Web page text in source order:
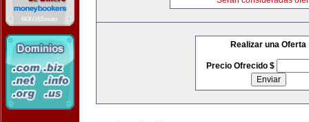
Realizar una Oferta
Precio Ofrecido $